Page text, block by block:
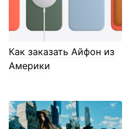
Как заказать Айфон из
Америки